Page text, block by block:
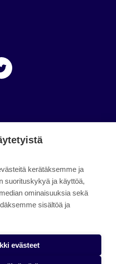
on tukea
kerätäksemme ja
suorituskykyä ja käyttöä,
ominaisuuksia sekä
sisältöä ja
evästeet